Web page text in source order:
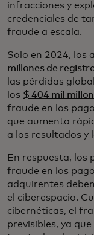
infracciones y
credenciales de
fraude a escala.
Solo en 2024, los
millones de
las pérdidas
los $ 404 mil
fraude en los
que aumenta
a los resultados y
En respuesta, los
fraude en los
adquirentes
el ciberespacio.
cibernéticas, el
previsibles, ya